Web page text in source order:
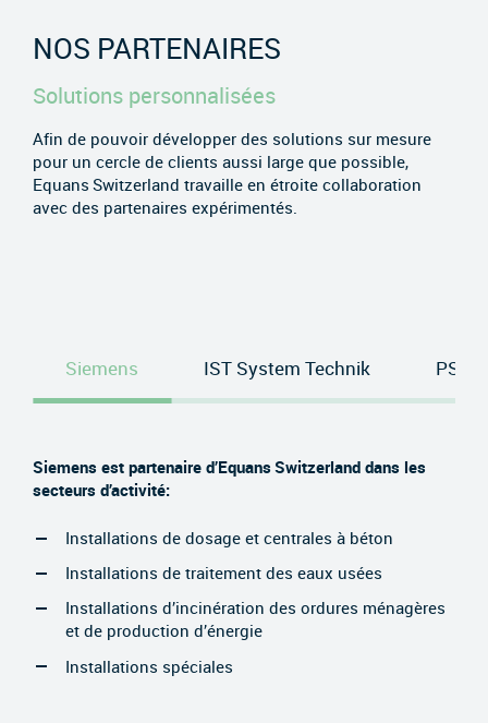
NOS PARTENAIRES
Solutions personnalisées
Afin de pouvoir développer des solutions sur mesure
pour un cercle de clients aussi large que possible,
Equans Switzerland travaille en étroite collaboration
avec des partenaires expérimentés.
Siemens IST System Technik PSI
Siemens est partenaire d’Equans Switzerland dans les
secteurs d’activité:
Installations de dosage et centrales à béton
Installations de traitement des eaux usées
Installations d’incinération des ordures ménagères
et de production d’énergie
Installations spéciales